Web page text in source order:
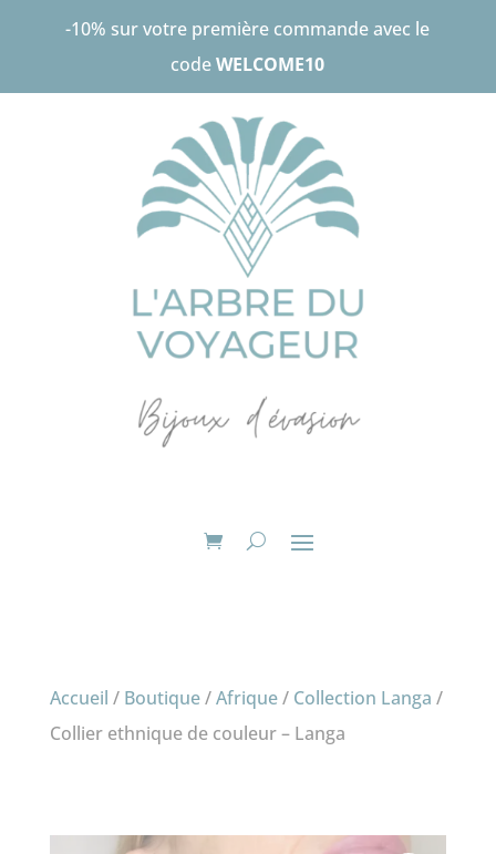
-10% sur votre première commande avec le
codeWELCOME10
Accueil / Boutique/Afrique/ Collection Langa /
Collier ethnique de couleur – Langa